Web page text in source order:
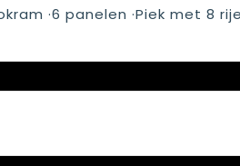
·6 panelen ·Piek met 8